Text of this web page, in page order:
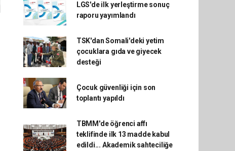
LGS'de ilk yerleştirme sonuç
raporu yayımlandı
TSK'dan Somali'deki yetim
çocuklara gıda ve giyecek
desteği
Çocuk güvenliği için son
toplantı yapıldı
TBMM'de öğrenci affı
teklifinde ilk 13 madde kabul
edildi... Akademik sahteciliğe